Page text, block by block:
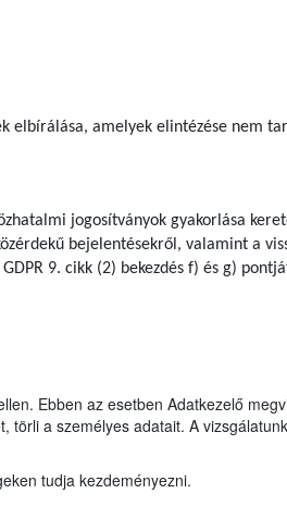
elbírálása, amelyek elintézése nem
jogosítványok gyakorlása
bejelentésekről, valamint a
9. cikk (2) bekezdés f) és g)
Ebben az esetben Adatkezelő
a személyes adatait. A
tudja kezdeményezni.